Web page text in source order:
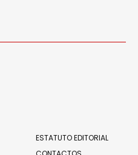
ESTATUTO EDITORIAL